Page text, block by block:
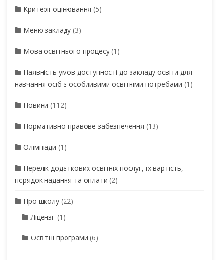
Критерії оцінювання (5)
Меню закладу (3)
Мова освітнього процесу (1)
Наявність умов доступності до закладу освіти для
навчання осіб з особливими освітніми потребами (1)
Новини (112)
Нормативно-правове забезпечення (13)
Олімпіади (1)
Перелік додаткових освітніх послуг, їх вартість,
порядок надання та оплати (2)
Про школу (22)
Ліцензії (1)
Освітні програми (6)